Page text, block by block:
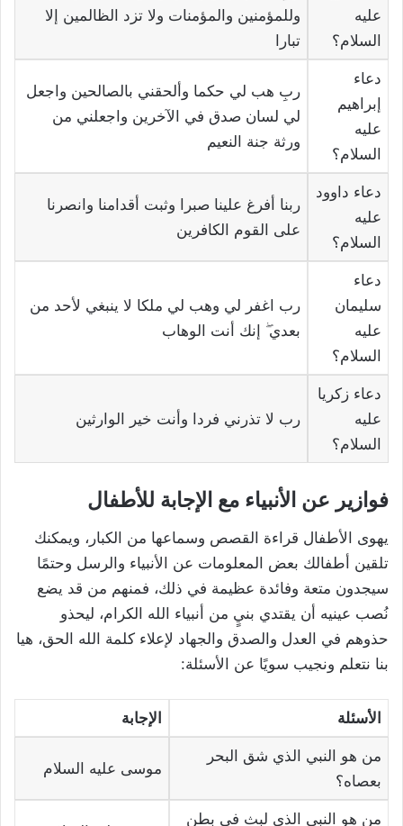
عليه
السلام؟
وللمؤمنين والمؤمنات ولا تزد الظالمين إلا
تبارا
دعاء
إبراهيم
عليه
السلام؟
ربِ هب لي حكما وألحقني بالصالحين واجعل
لي لسان صدق في الآخرين واجعلني من
ورثة جنة النعيم
دعاء داوود
عليه
السلام؟
ربنا أفرغ علينا صبرا وثبت أقدامنا وانصرنا
على القوم الكافرين
دعاء
سليمان
عليه
السلام؟
رب اغفر لي وهب لي ملكا لا ينبغي لأحد من
بعدي ۖ إنك أنت الوهاب
دعاء زكريا
عليه
السلام؟
رب لا تذرني فردا وأنت خير الوارثين
فوازير عن الأنبياء مع الإجابة للأطفال
يهوى الأطفال قراءة القصص وسماعها من الكبار، ويمكنك
تلقين أطفالك بعض المعلومات عن الأنبياء والرسل وحتمًا
سيجدون متعة وفائدة عظيمة في ذلك، فمنهم من قد يضع
نُصب عينيه أن يقتدي بنيٍ من أنبياء الله الكرام، ليحذو
حذوهم في العدل والصدق والجهاد لإعلاء كلمة الله الحق، هيا
بنا نتعلم ونجيب سويًا عن الأسئلة:
الأسئلة الإجابة
من هو النبي الذي شق البحر
بعصاه؟
موسى عليه السلام
من هو النبي الذي لبث في بطن